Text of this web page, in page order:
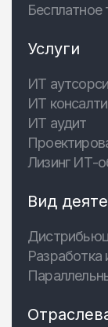
Бесплатное
Услуги
ИТ
ИТ
ИТ аудит
Лизинг ИТ-
Вид
Разработка